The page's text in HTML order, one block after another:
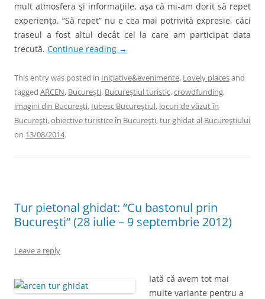
mult atmosfera şi informaţiile, aşa că mi-am dorit să repet
experienţa. “Să repet” nu e cea mai potrivită expresie, căci
traseul a fost altul decât cel la care am participat data
trecută. Continue reading →
This entry was posted in Iniţiative&evenimente, Lovely placesand
tagged ARCEN, Bucureşti, Bucureştiul turistic,crowdfunding,
imagini din Bucureşti, Iubesc Bucureştiul, locuri de văzut în
Bucureşti,obiective turistice în Bucureşti,tur ghidat al Bucureştiului
on 13/08/2014.
Tur pietonal ghidat: “Cu bastonul prin
Bucureşti” (28 iulie – 9 septembrie 2012)
Leave a reply
Iată că avem tot mai
multe variante pentru a